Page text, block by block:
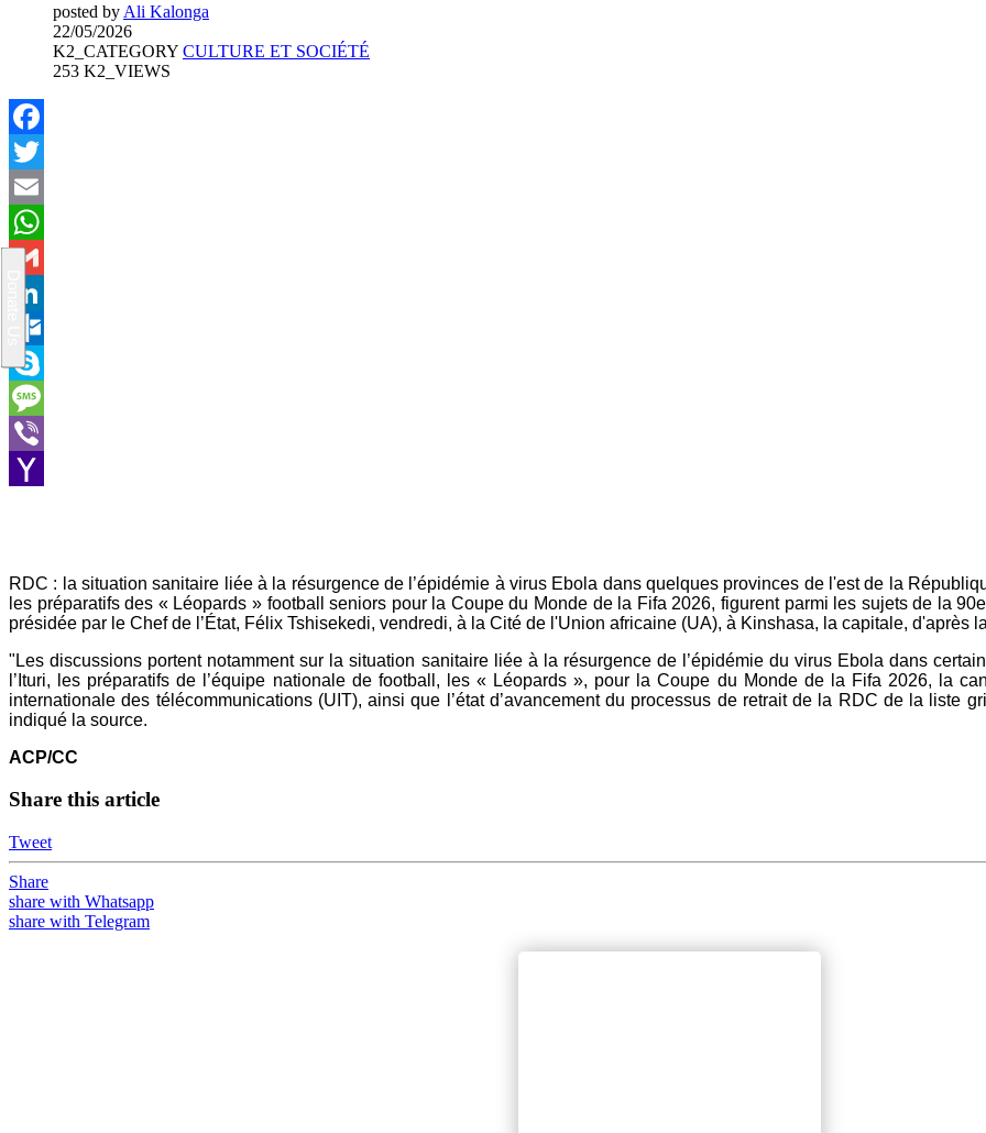
posted by Ali Kalonga
22/05/2026
K2_CATEGORY CULTURE ET SOCIÉTÉ
253 K2_VIEWS
Facebook
Twitter
Email
WhatsApp
Gmail
LinkedIn
Outlook.com
Skype
Message
Viber
RDC : la situation sanitaire liée à la résurgence de l’épidémie à virus Ebola dans quelques provinces de l'est de la
les préparatifs des « Léopards » football seniors pour la Coupe du Monde de la Fifa 2026, figurent parmi les sujets de la
présidée par le Chef de l’État, Félix Tshisekedi, vendredi, à la Cité de l'Union africaine (UA), à Kinshasa, la capitale, d'après
"Les discussions portent notamment sur la situation sanitaire liée à la résurgence de l’épidémie du virus Ebola dans
l’Ituri, les préparatifs de l’équipe nationale de football, les « Léopards », pour la Coupe du Monde de la Fifa 2026, la
internationale des télécommunications (UIT), ainsi que l’état d’avancement du processus de retrait de la RDC de la liste
indiqué la source.
ACP/CC
Share this article
Tweet
Share
share with Whatsapp
share with Telegram